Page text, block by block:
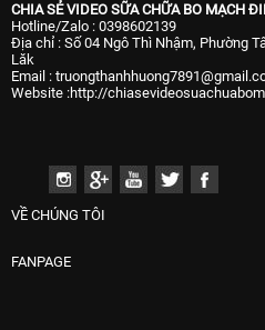
CHIA SẺ VIDEO SỮA CHỮA BO MẠCH
Hotline/Zalo : 0398602139
Địa chỉ : Số 04 Ngô Thì Nhậm, Phường
Lăk
Email :
Website :http://
VỀ CHÚNG TÔI
FANPAGE